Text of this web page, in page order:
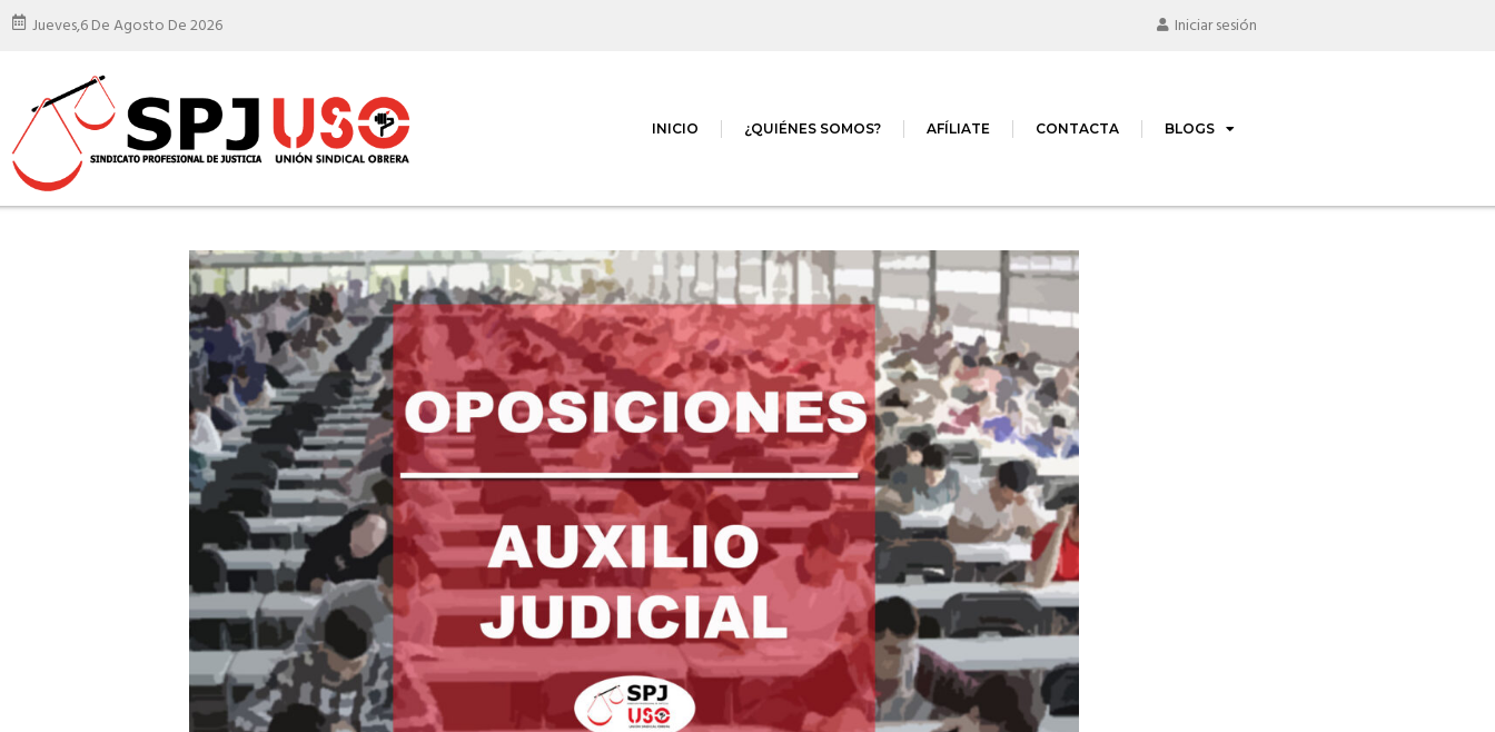
Jueves,6 De Agosto De 2026 Iniciar sesión
INICIO ¿QUIÉNES SOMOS? AFÍLIATE CONTACTA BLOGS